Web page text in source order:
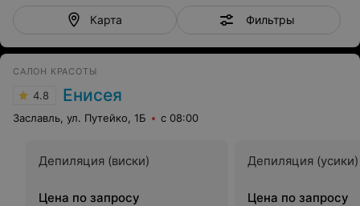
Карта Фильтры
САЛОН КРАСОТЫ
4.8 Енисея
Заславль, ул. Путейко, 1Б с 08:00
Депиляция (виски)
Цена по запросу
Депиляция (усики)
Цена по запросу